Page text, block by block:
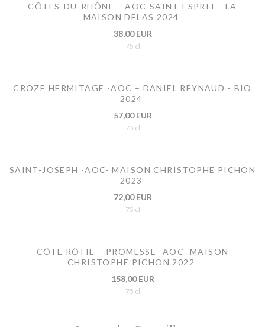
CÔTES-DU-RHÔNE – AOC-SAINT-ESPRIT - LA
MAISON DELAS 2024
38,00 EUR
75 cl
CROZE HERMITAGE -AOC – DANIEL REYNAUD - BIO
2024
57,00 EUR
75 cl
SAINT-JOSEPH -AOC- MAISON CHRISTOPHE PICHON
2023
72,00 EUR
75 cl
CÔTE RÔTIE – PROMESSE -AOC- MAISON
CHRISTOPHE PICHON 2022
158,00 EUR
75 cl